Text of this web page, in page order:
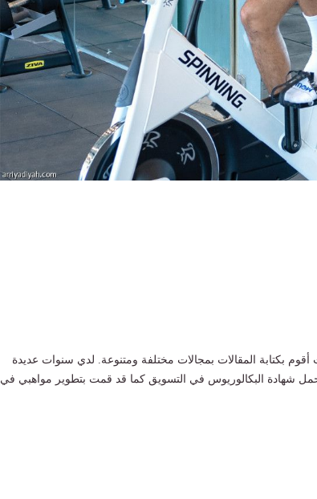
بكتابة المقالات بمجالات مختلفة ومتنوعة. لدي سنوات عديدة
شهادة البكالوريوس في التسويق كما قد قمت بتطوير مواهبي في